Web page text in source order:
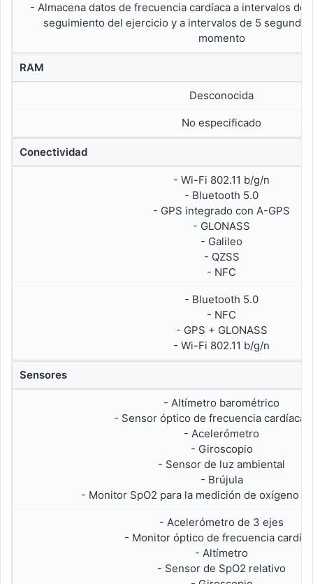
- Almacena datos de frecuencia cardíaca a intervalos de
seguimiento del ejercicio y a intervalos de 5
momento
RAM
Desconocida
No especificado
Conectividad
- Wi-Fi 802.11 b/g/n
- Bluetooth 5.0
- GPS integrado con A-GPS
- GLONASS
- Galileo
- QZSS
- NFC
- Bluetooth 5.0
- NFC
- GPS + GLONASS
- Wi-Fi 802.11 b/g/n
Sensores
- Altímetro barométrico
- Sensor óptico de frecuencia cardíaca
- Acelerómetro
- Giroscopio
- Sensor de luz ambiental
- Brújula
- Monitor SpO2 para la medición de oxígeno
- Acelerómetro de 3 ejes
- Monitor óptico de frecuencia
- Altímetro
- Sensor de SpO2 relativo